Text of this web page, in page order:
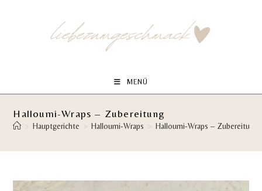
MENÜ
Halloumi-Wraps – Zubereitung
> Hauptgerichte > Halloumi-Wraps > Halloumi-Wraps – Zubereitung